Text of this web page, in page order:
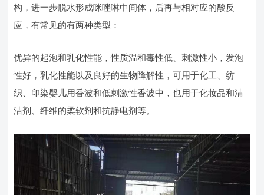
构，进一步脱水形成咪唑啉中间体，后再与相对应的酸反
应，有常见的有两种类型：
优异的起泡和乳化性能，性质温和毒性低、刺激性小，发泡
性好，乳化性能以及良好的生物降解性，可用于化工、纺
织、印染婴儿用香波和低刺激性香波中，也用于化妆品和清
洁剂、纤维的柔软剂和抗静电剂等。